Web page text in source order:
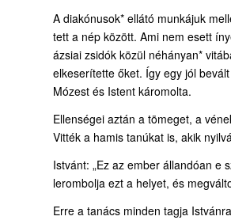
A diakónusok* ellátó munkájuk
tett a nép között. Ami nem esett
ázsiai zsidók közül néhányan*
elkeserítette őket. Így egy jól
Mózest és Istent káromolta.
Ellenségei aztán a tömeget, a
Vitték a hamis tanúkat is, akik
Istvánt: „Ez az ember állandóan e
lerombolja ezt a helyet, és
Erre a tanács minden tagja